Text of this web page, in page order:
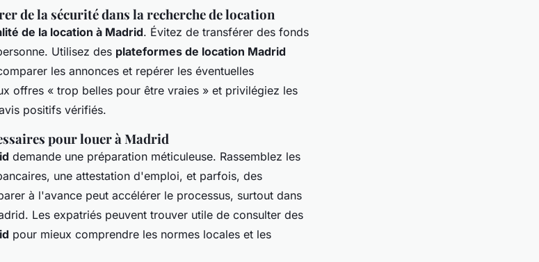
de la sécurité dans la recherche de location
de la location à Madrid. Évitez de transférer des fonds
Utilisez des plateformes de location Madrid
les annonces et repérer les éventuelles
offres « trop belles pour être vraies » et privilégiez les
positifs vérifiés.
pour louer à Madrid
demande une préparation méticuleuse. Rassemblez les
une attestation d'emploi, et parfois, des
à l'avance peut accélérer le processus, surtout dans
Les expatriés peuvent trouver utile de consulter des
pour mieux comprendre les normes locales et les